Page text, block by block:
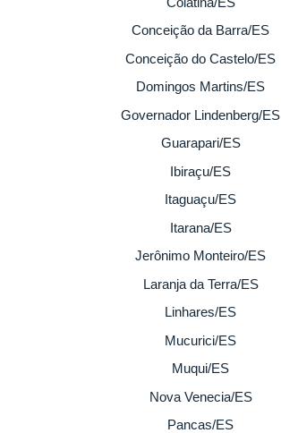
Conceição da Barra/ES
Conceição do Castelo/ES
Domingos Martins/ES
Governador Lindenberg/ES
Guarapari/ES
Ibiraçu/ES
Itaguaçu/ES
Itarana/ES
Jerônimo Monteiro/ES
Laranja da Terra/ES
Linhares/ES
Mucurici/ES
Muqui/ES
Nova Venecia/ES
Pancas/ES